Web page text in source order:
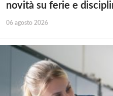
novità su ferie e
06 agosto 2026